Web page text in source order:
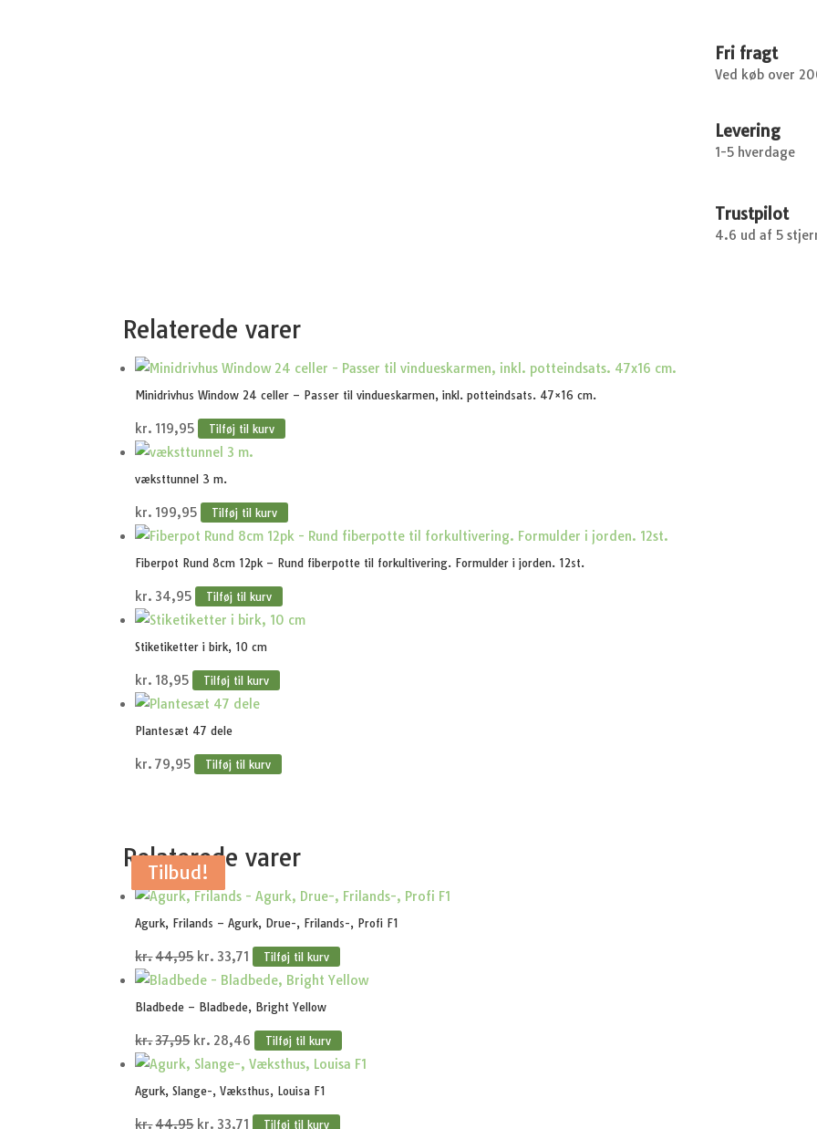
Fri fragt
Ved køb over
Levering
1-5 hverdage
Trustpilot
4.6 ud af 5
Relaterede varer
Minidrivhus Window 24 celler – Passer til vindueskarmen, inkl. potteindsats. 47×16 cm.
kr. 119,95 Tilføj til kurv
væksttunnel 3 m.
kr. 199,95 Tilføj til kurv
Fiberpot Rund 8cm 12pk – Rund fiberpotte til forkultivering. Formulder i jorden. 12st.
kr. 34,95 Tilføj til kurv
Stiketiketter i birk, 10 cm
kr. 18,95 Tilføj til kurv
Plantesæt 47 dele
kr. 79,95 Tilføj til kurv
Relaterede varer
Tilbud!
Agurk, Frilands – Agurk, Drue-, Frilands-, Profi F1
kr.44,95 Den
oprindelige
pris
kr.44,95.
kr. 33,71 Den
aktuelle
pris
kr.33,71.
Tilføj til kurv
Tilbud!
Bladbede – Bladbede, Bright Yellow
kr.37,95 Den
oprindelige
pris
kr. 28,46 Den
aktuelle
pris
Tilføj til kurv
Tilbud!
Agurk, Slange-, Væksthus, Louisa F1
kr.44,95 Den
kr. 33,71 DenTilføj til kurv
Tilbud!
Tilbud!